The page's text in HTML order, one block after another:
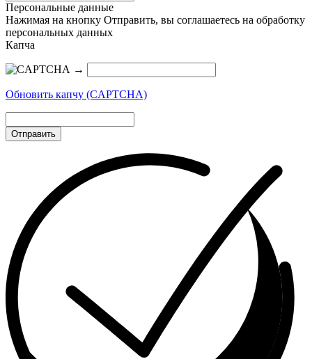
Персональные данные
Нажимая на кнопку Отправить, вы соглашаетесь на обработку
персональных данных
Капча
→
Обновить капчу (CAPTCHA)
Отправить